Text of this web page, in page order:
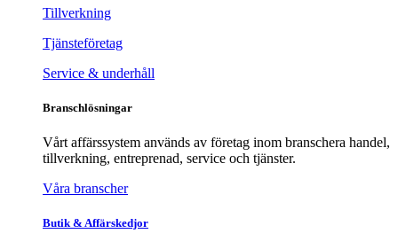
Tillverkning
Tjänsteföretag
Service & underhåll
Branschlösningar
Vårt affärssystem används av företag inom branschera handel,
tillverkning, entreprenad, service och tjänster.
Våra branscher
Butik & Affärskedjor